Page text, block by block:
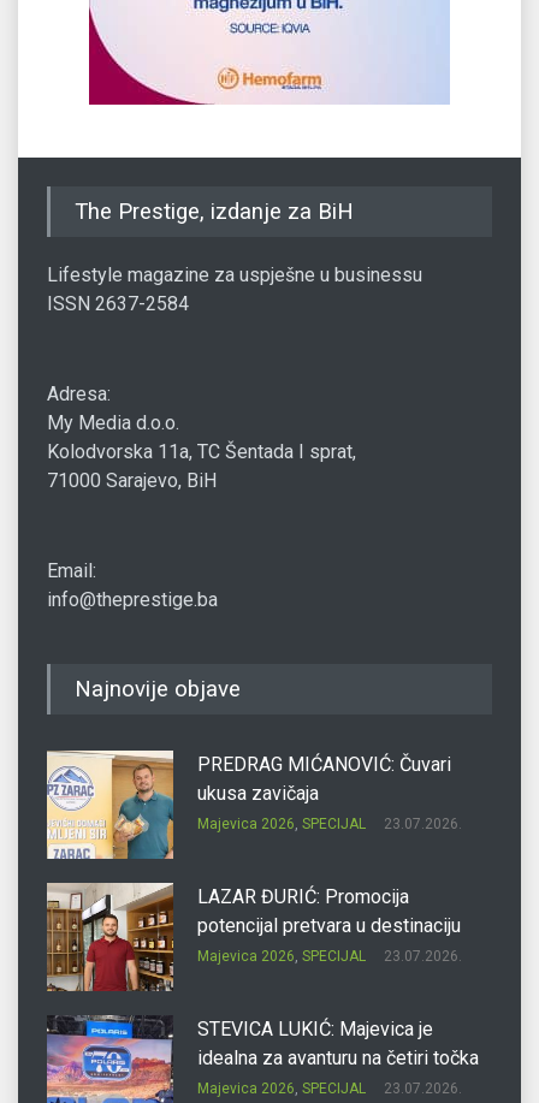
The Prestige, izdanje za BiH
Lifestyle magazine za uspješne u businessu
ISSN 2637-2584
Adresa:
My Media d.o.o.
Kolodvorska 11a, TC Šentada I sprat,
71000 Sarajevo, BiH
Email:
info@theprestige.ba
Najnovije objave
PREDRAG MIĆANOVIĆ: Čuvari
ukusa zavičaja
Majevica 2026, SPECIJAL 23.07.2026.
LAZAR ĐURIĆ: Promocija
potencijal pretvara u destinaciju
Majevica 2026, SPECIJAL 23.07.2026.
STEVICA LUKIĆ: Majevica je
idealna za avanturu na četiri točka
Majevica 2026, SPECIJAL 23.07.2026.